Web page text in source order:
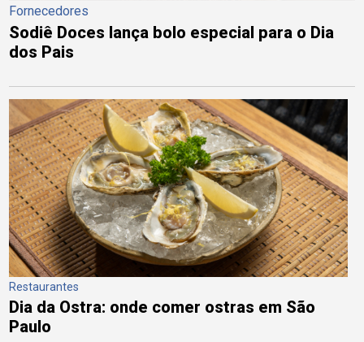
Fornecedores
Sodiê Doces lança bolo especial para o Dia
dos Pais
Restaurantes
Dia da Ostra: onde comer ostras em São
Paulo